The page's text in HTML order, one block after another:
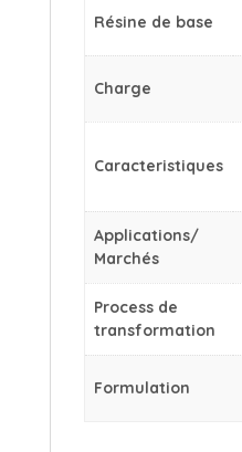
Résine de base
Charge
Caracteristiques
Applications/
Marchés
Process de
transformation
Formulation